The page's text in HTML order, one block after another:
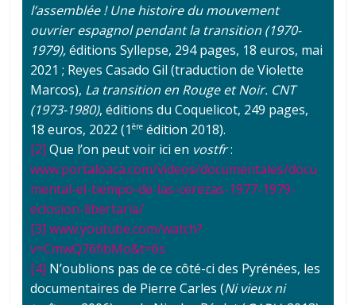
l’assemblée ! Une histoire du mouvement
ouvrier espagnol pendant la transition (1970-
1979),éditions Syllepse, 294 pages, 18 euros, mai
2021 ; Reyes Casado Gil (traduction de Violette
Marcos), La transition en Rouge et Noir. CNT
(1973-1980), éditions du Coquelicot, 249 pages,
18 euros, 2022 (1ère édition 2018).
[2] Que l’on peut voir ici en vostfr:
www.portaloaca.com/videos/documentales/docu
mental-el-tiempo-de-las-cerezas-1977-1979-
eclosion-libertaria/
[3] www.youtube.com/watch?
v=CmwQ76fibMo&t=6s
[4] N’oublions pas de ce côté-ci des Pyrénées, les
documentaires de Pierre Carles (Ni vieux ni